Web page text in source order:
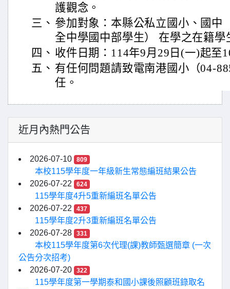
護觀念。
三、 參加對象：本縣公私立國小、國中
全中學國中部學生） 在學之在籍學
四、 收件日期：114年9月29日(一)起至
五、 有任何問題請致電南港國小（04-
任。
近月內熱門公告
2026-07-10 809
本校115學年度一年級新生常態編班結果公告
2026-07-22
624
115學年度4升5重新編班名單公告
2026-07-22
437
115學年度2升3重新編班名單公告
2026-07-28
331
本校115學年度第6次代理(課)教師甄選簡章 (一次
公告分次招考)
2026-07-20
322
115學年度第一學期泰和國小課後照顧班錄取名